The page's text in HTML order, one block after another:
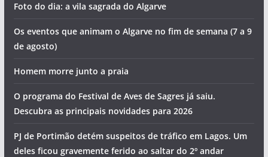
Foto do dia: a vila sagrada do Algarve
Os eventos que animam o Algarve no fim de semana (7 a 9
de agosto)
Homem morre junto a praia
O programa do Festival de Aves de Sagres já saiu.
Descubra as principais novidades para 2026
PJ de Portimão detém suspeitos de tráfico em Lagos. Um
deles ficou gravemente ferido ao saltar do 2º andar